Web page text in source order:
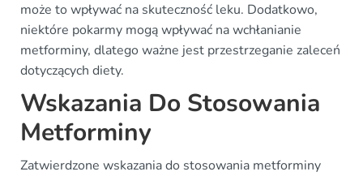
może to wpływać na skuteczność leku. Dodatkowo,
niektóre pokarmy mogą wpływać na wchłanianie
metforminy, dlatego ważne jest przestrzeganie zaleceń
dotyczących diety.
Wskazania Do Stosowania
Metforminy
Zatwierdzone wskazania do stosowania metforminy